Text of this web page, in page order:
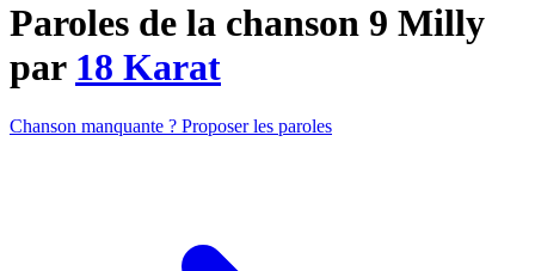
Paroles de la chanson 9 Milly
par 18 Karat
Chanson manquante ? Proposer les paroles